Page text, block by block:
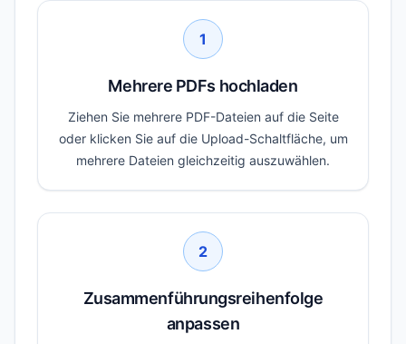
1
Mehrere PDFs hochladen
Ziehen Sie mehrere PDF-Dateien auf die Seite
oder klicken Sie auf die Upload-Schaltfläche, um
mehrere Dateien gleichzeitig auszuwählen.
2
Zusammenführungsreihenfolge
anpassen